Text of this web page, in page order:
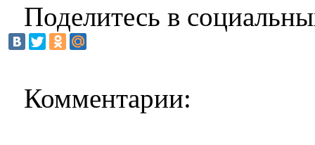
Поделитесь в
Комментарии: